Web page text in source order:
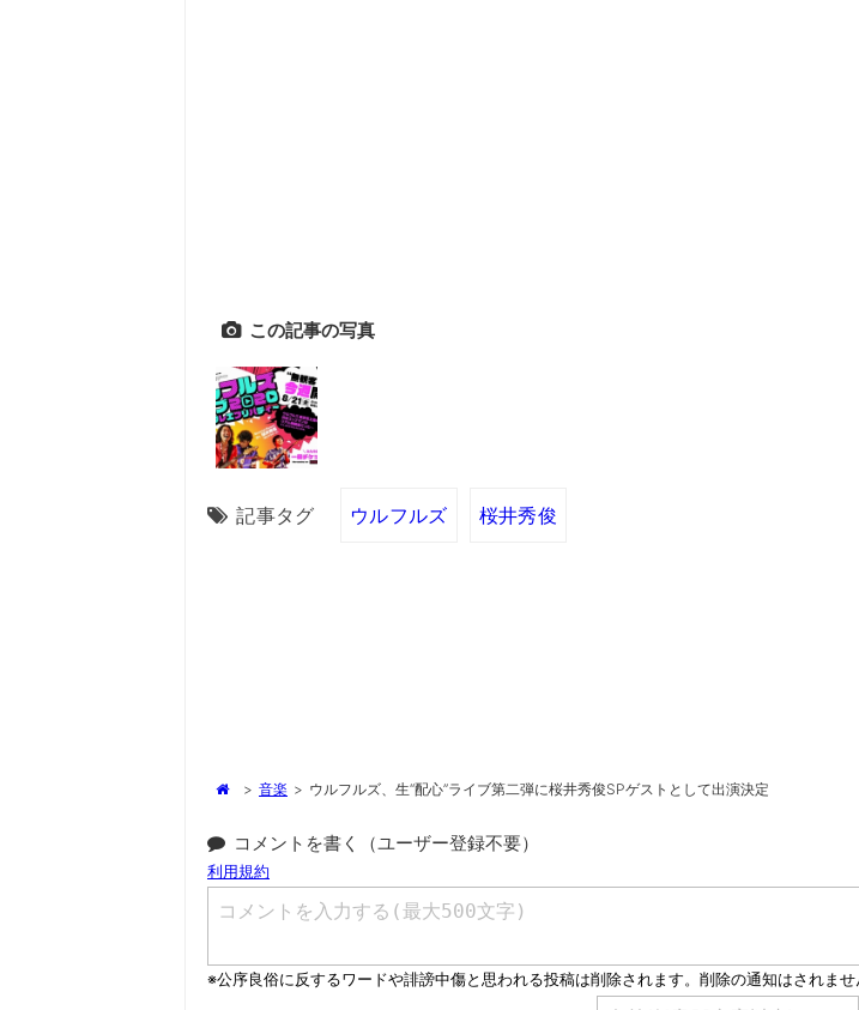
この記事の写真
記事タグ ウルフルズ 桜井秀俊
> 音楽 > ウルフルズ、生“配心”ライブ第二弾に桜井秀俊SPゲストとして出演決定
コメントを書く（ユーザー登録不要）